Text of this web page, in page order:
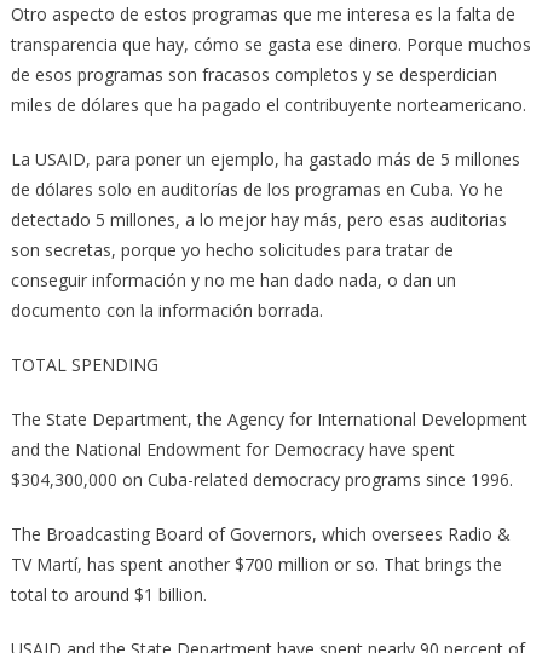
Otro aspecto de estos programas que me interesa es la falta de
transparencia que hay, cómo se gasta ese dinero. Porque muchos
de esos programas son fracasos completos y se desperdician
miles de dólares que ha pagado el contribuyente norteamericano.
La USAID, para poner un ejemplo, ha gastado más de 5 millones
de dólares solo en auditorías de los programas en Cuba. Yo he
detectado 5 millones, a lo mejor hay más, pero esas auditorias
son secretas, porque yo hecho solicitudes para tratar de
conseguir información y no me han dado nada, o dan un
documento con la información borrada.
TOTAL SPENDING
The State Department, the Agency for International Development
and the National Endowment for Democracy have spent
$304,300,000 on Cuba-­related democracy programs since 1996.
The Broadcasting Board of Governors, which oversees Radio &
TV Martí, has spent another $700 million or so. That brings the
total to around $1 billion.